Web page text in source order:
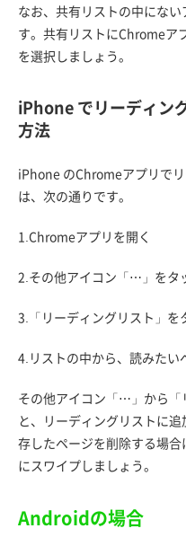
なお、共有リストの中にな
す。共有リストにChromeア
を選択しましょう。
iPhone でリーディン
方法
iPhone のChromeアプリで
は、次の通りです。
1.Chromeアプリを開く
2.その他アイコン「⋯」をタ
3.「リーディングリスト」を
4.リストの中から、読みたい
その他アイコン「⋯」から「
と、リーディングリストに
存したページを削除する場
にスワイプしましょう。
Androidの場合